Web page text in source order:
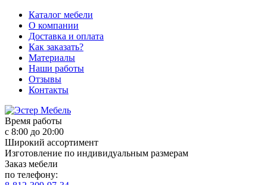
Каталог мебели
О компании
Доставка и оплата
Как заказать?
Материалы
Наши работы
Отзывы
Контакты
Время работы
с 8:00 до 20:00
Широкий ассортимент
Изготовление по индивидуальным размерам
Заказ мебели
по телефону: